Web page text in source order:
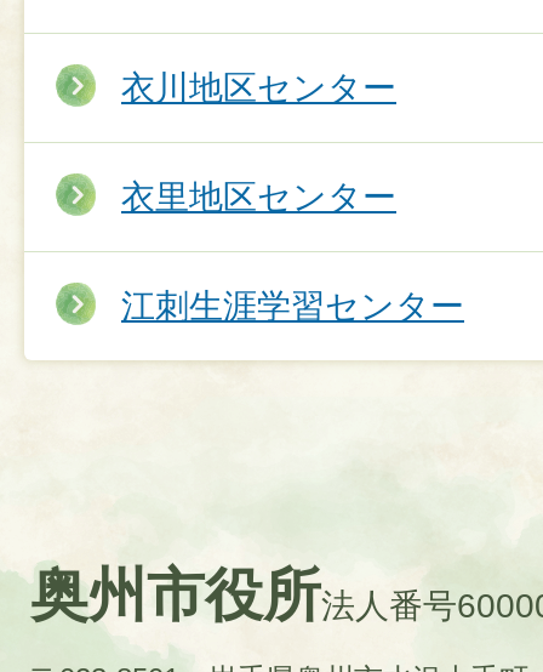
衣川地区センター
衣里地区センター
江刺生涯学習センター
奥州市役所法人番号